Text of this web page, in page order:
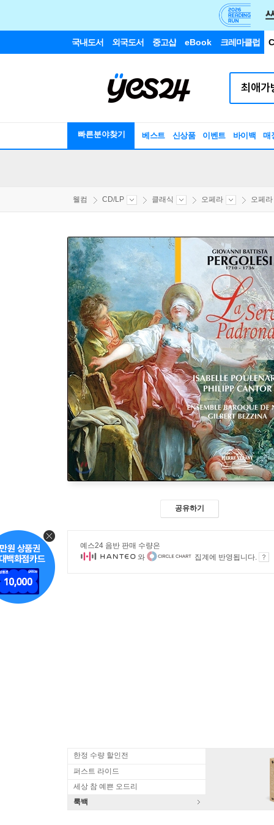
국내도서 외국도서 중고샵 eBook 크레마클럽
빠른분야찾기 베스트 신상품 이벤트 바이백 매
웰컴 CD/LP 클래식 오페라 오페
공유하기
예스24 음반 판매 수량은
와
집계에 반영됩니다.
한정 수량 할인전
퍼스트 라이드
세상 참 예쁜 오드리
룩백